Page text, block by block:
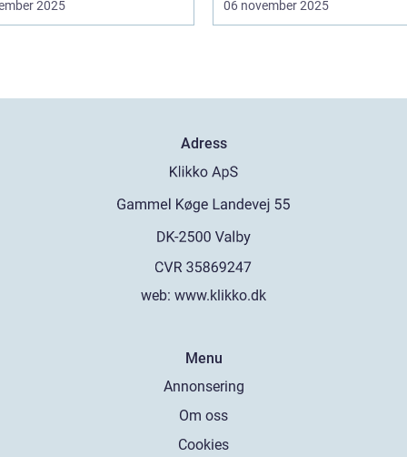
2025 06 november 2025
Adress
web: www.klikko.dk
Menu
Annonsering
Om oss
Cookies